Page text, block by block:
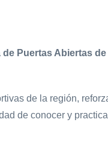
Puertas Abiertas
de la región,
de conocer y